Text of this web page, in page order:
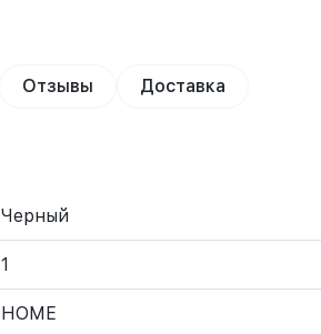
Отзывы Доставка
Черный
1
HOME